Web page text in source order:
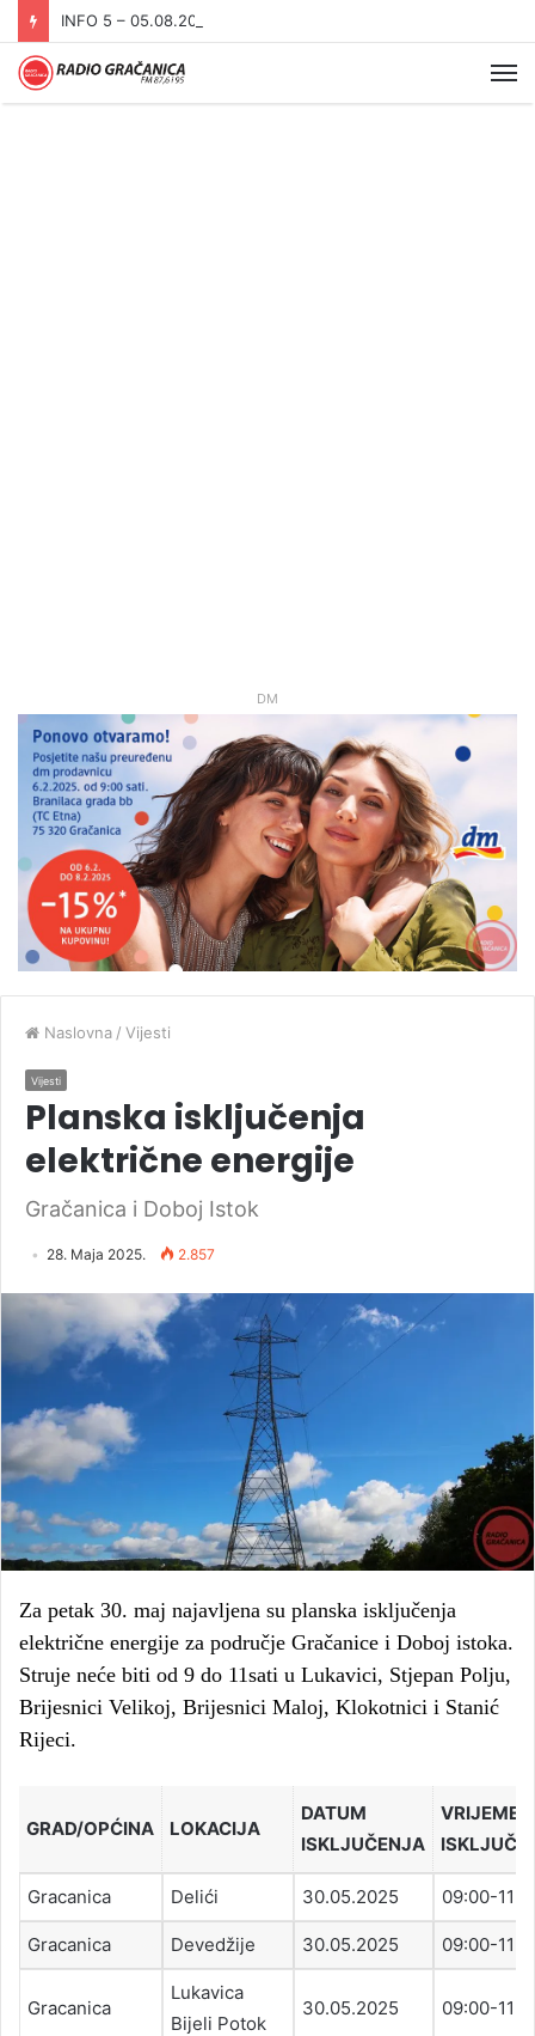
INFO 5 – 05.08.2026
DM
Naslovna / Vijesti
Vijesti
Planska isključenja
električne energije
Gračanica i Doboj Istok
28. Maja 2025. 2.857
Za petak 30. maj najavljena su planska isključenja
električne energije za područje Gračanice i Doboj istoka.
Struje neće biti od 9 do 11sati u Lukavici, Stjepan Polju,
Brijesnici Velikoj, Brijesnici Maloj, Klokotnici i Stanić
Rijeci.
GRAD/OPĆINA LOKACIJA
DATUM
ISKLJUČENJA
VRIJEME
Gracanica Delići 30.05.2025 09:00-
Gracanica Devedžije 30.05.2025 09:00-
Gracanica
Lukavica
Bijeli Potok
30.05.2025 09:00-